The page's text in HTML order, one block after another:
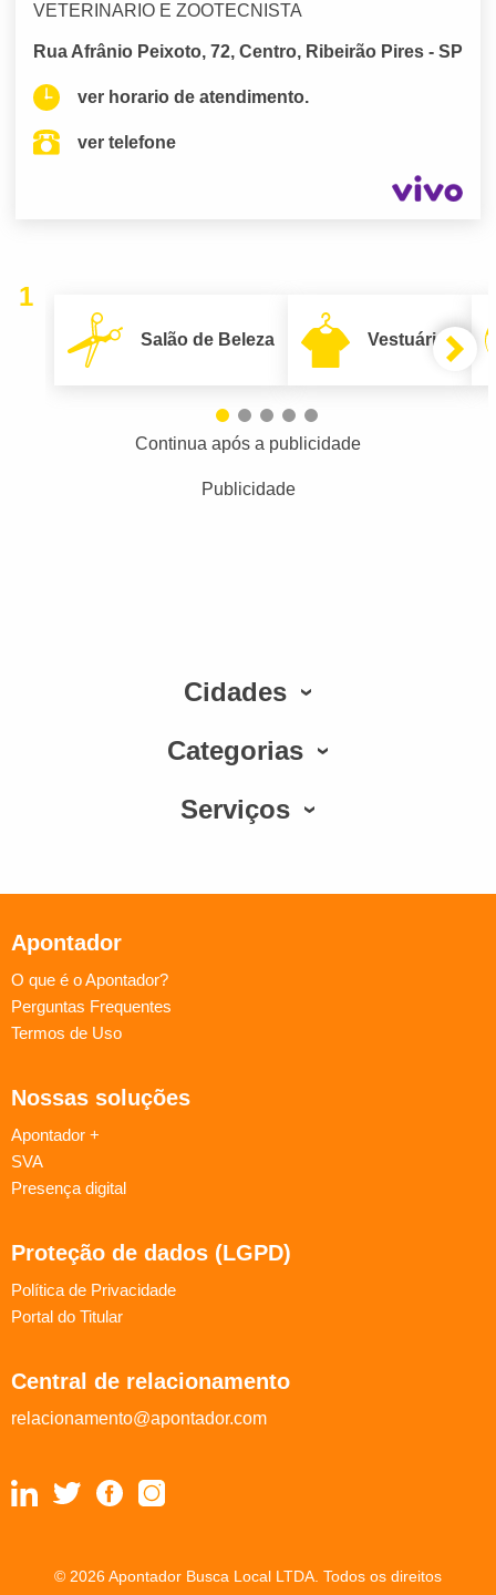
VETERINARIO E ZOOTECNISTA
Rua Afrânio Peixoto, 72, Centro, Ribeirão Pires - SP
ver horario de atendimento.
ver telefone
1
Salão de Beleza Vestuário
Continua após a publicidade
Publicidade
Cidades
Categorias
Serviços
Apontador
O que é o Apontador?
Perguntas Frequentes
Termos de Uso
Nossas soluções
Apontador +
SVA
Presença digital
Proteção de dados (LGPD)
Política de Privacidade
Portal do Titular
Central de relacionamento
relacionamento@apontador.com
© 2026 Apontador Busca Local LTDA. Todos os direitos